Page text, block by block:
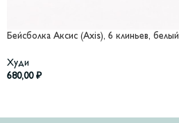
Бейсболка Аксис (Axis), 6 клиньев, белый
Худи
680,00 ₽